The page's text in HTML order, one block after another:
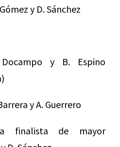
y D. Sánchez
y B. Espino
y A. Guerrero
finalista de mayor